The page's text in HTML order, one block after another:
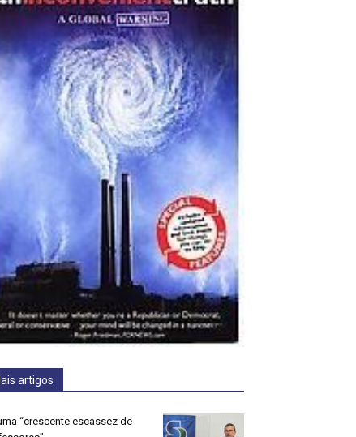
artigos
“crescente escassez de